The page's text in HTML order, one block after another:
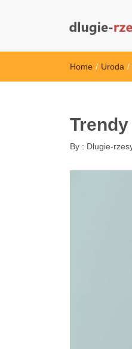
Home / Uroda /
By : Dlugie-